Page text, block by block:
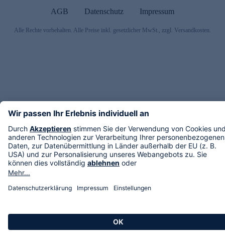
AGB Datenschutz Impressum
Alle Rechte vorbehalten. Alle Preise inkl. gesetzlicher MwSt., zzgl. Versandkosten.